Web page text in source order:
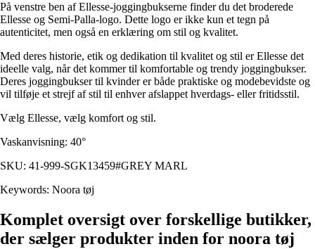
På venstre ben af ​​Ellesse-joggingbukserne finder du det broderede
Ellesse og Semi-Palla-logo. Dette logo er ikke kun et tegn på
autenticitet, men også en erklæring om stil og kvalitet.
Med deres historie, etik og dedikation til kvalitet og stil er Ellesse det
ideelle valg, når det kommer til komfortable og trendy joggingbukser.
Deres joggingbukser til kvinder er både praktiske og modebevidste og
vil tilføje et strejf af stil til enhver afslappet hverdags- eller fritidsstil.
Vælg Ellesse, vælg komfort og stil.
Vaskanvisning: 40°
SKU: 41-999-SGK13459#GREY MARL
Keywords: Noora tøj
Komplet oversigt over forskellige butikker,
der sælger produkter inden for noora tøj